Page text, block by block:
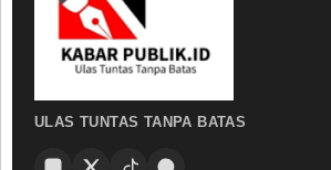
ULAS TUNTAS TANPA BATAS